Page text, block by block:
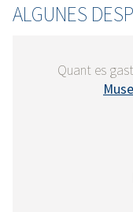
ALGUNES
Quant es